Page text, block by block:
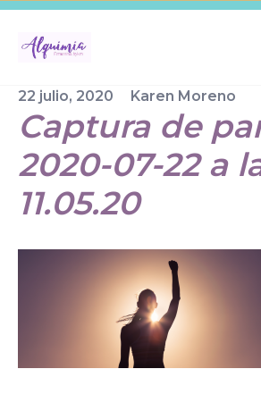
Skip
content
22 julio, 2020 Karen Moreno
Captura de
2020-07-22 a
11.05.20